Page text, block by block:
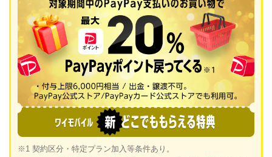
※1 契約区分・特定プラン加入等条件あり。